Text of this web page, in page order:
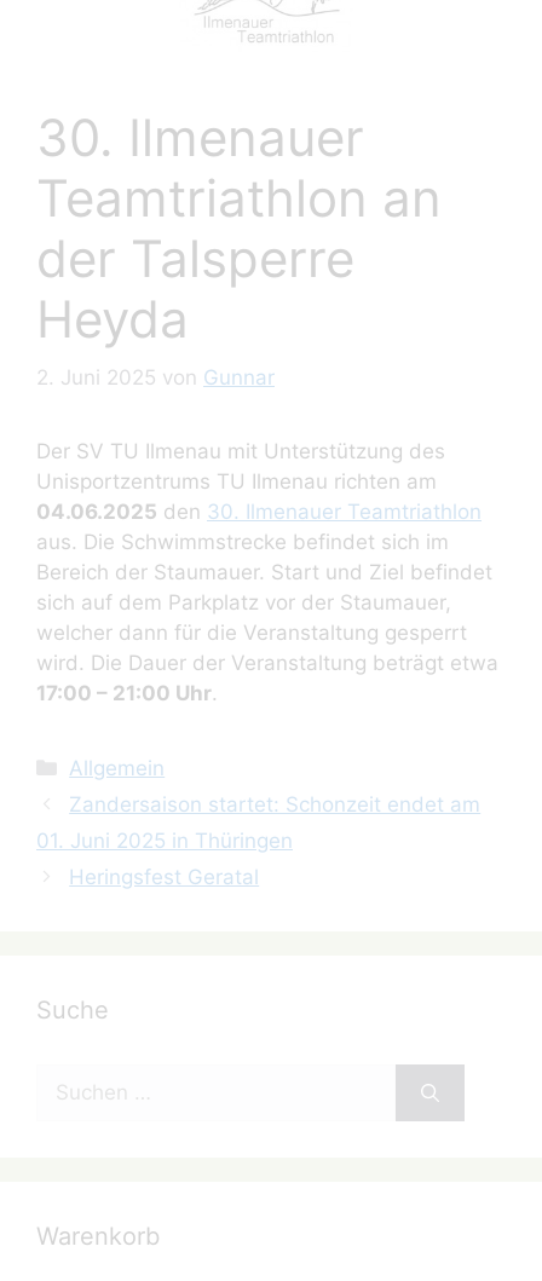
30. Ilmenauer
Teamtriathlon an
der Talsperre
Heyda
2. Juni 2025 von Gunnar
Der SV TU Ilmenau mit Unterstützung des
Unisportzentrums TU Ilmenau richten am
04.06.2025 den 30. Ilmenauer Teamtriathlon
aus. Die Schwimmstrecke befindet sich im
Bereich der Staumauer. Start und Ziel befindet
sich auf dem Parkplatz vor der Staumauer,
welcher dann für die Veranstaltung gesperrt
wird. Die Dauer der Veranstaltung beträgt etwa
17:00 – 21:00 Uhr.
Kategorien
Allgemein
Zandersaison startet: Schonzeit endet am
01. Juni 2025 in Thüringen
Heringsfest Geratal
Suche
Warenkorb